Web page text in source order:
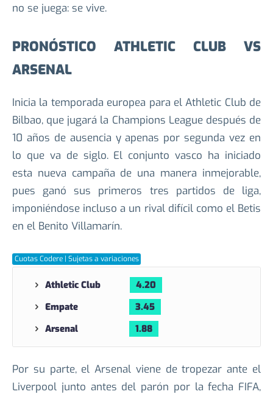
no se juega: se vive.
PRONÓSTICO ATHLETIC CLUB VS
ARSENAL
Inicia la temporada europea para el Athletic Club de
Bilbao, que jugará la Champions League después de
10 años de ausencia y apenas por segunda vez en
lo que va de siglo. El conjunto vasco ha iniciado
esta nueva campaña de una manera inmejorable,
pues ganó sus primeros tres partidos de liga,
imponiéndose incluso a un rival difícil como el Betis
en el Benito Villamarín.
Cuotas Codere | Sujetas a variaciones
Athletic Club
4.20
Empate
3.45
Arsenal
1.88
Por su parte, el Arsenal viene de tropezar ante el
Liverpool junto antes del parón por la fecha FIFA,